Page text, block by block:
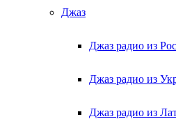
Джаз
Джаз радио из
Джаз радио из
Джаз радио из